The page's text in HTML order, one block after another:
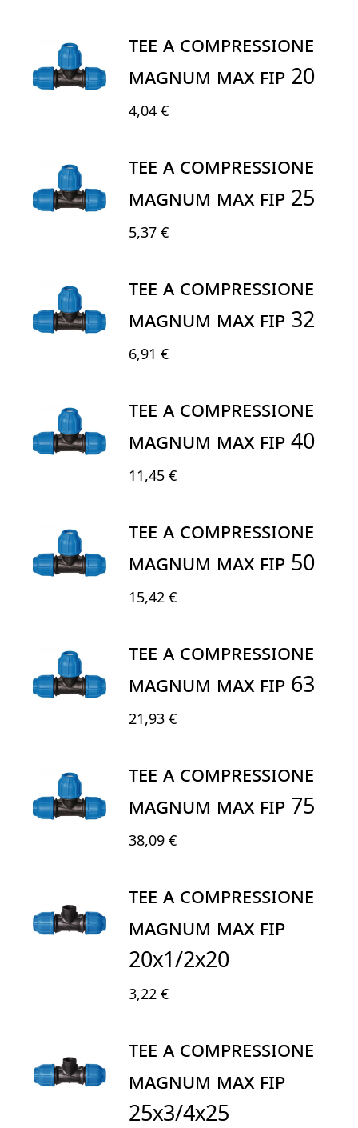
TEE A COMPRESSIONE
MAGNUM MAX FIP 20
4,04 €
TEE A COMPRESSIONE
MAGNUM MAX FIP 25
5,37 €
TEE A COMPRESSIONE
MAGNUM MAX FIP 32
6,91 €
TEE A COMPRESSIONE
MAGNUM MAX FIP 40
11,45 €
TEE A COMPRESSIONE
MAGNUM MAX FIP 50
15,42 €
TEE A COMPRESSIONE
MAGNUM MAX FIP 63
21,93 €
TEE A COMPRESSIONE
MAGNUM MAX FIP 75
38,09 €
TEE A COMPRESSIONE
MAGNUM MAX FIP
20X1/2X20
3,22 €
TEE A COMPRESSIONE
MAGNUM MAX FIP
25X3/4X25